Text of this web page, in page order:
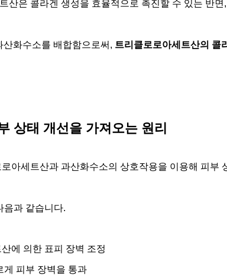
산은 콜라겐 생성을 효율적으로 촉진할 수 있는 반면,
화수소를 배합함으로써, 트리클로로아세트산의 콜
상태 개선을 가져오는 원리
아세트산과 과산화수소의 상호작용을 이용해 피부
음과 같습니다.
에 의한 표피 장벽 조정
게 피부 장벽을 통과